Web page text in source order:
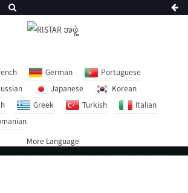
German
Portuguese
Japanese
Korean
Greek Turkish
Italian
More Language